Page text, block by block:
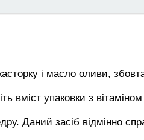
і масло оливи,
вміст упаковки з
Даний засіб відмінно